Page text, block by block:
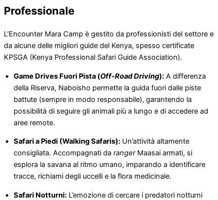
Professionale
L’Encounter Mara Camp è gestito da professionisti del settore e
da alcune delle migliori guide del Kenya, spesso certificate
KPSGA (Kenya Professional Safari Guide Association).
Game Drives Fuori Pista (Off-Road Driving): A differenza
della Riserva, Naboisho permette la guida fuori dalle piste
battute (sempre in modo responsabile), garantendo la
possibilità di seguire gli animali più a lungo e di accedere ad
aree remote.
Safari a Piedi (Walking Safaris): Un’attività altamente
consigliata. Accompagnati da rangerMaasai armati, si
esplora la savana al ritmo umano, imparando a identificare
tracce, richiami degli uccelli e la flora medicinale.
Safari Notturni: L’emozione di cercare i predatori notturni